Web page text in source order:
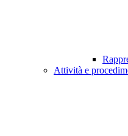
Attività e